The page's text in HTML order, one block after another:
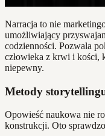
Narracja to nie
umożliwiający
codzienności. Pozwala
człowieka z krwi i kości,
niepewny.
Metody
Opowieść naukowa nie
konstrukcji. Oto